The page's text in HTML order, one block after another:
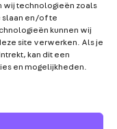
wij technologieën zoals
slaan en/of te
kunnen wij
site verwerken. Als je
kan dit een
en mogelijkheden.